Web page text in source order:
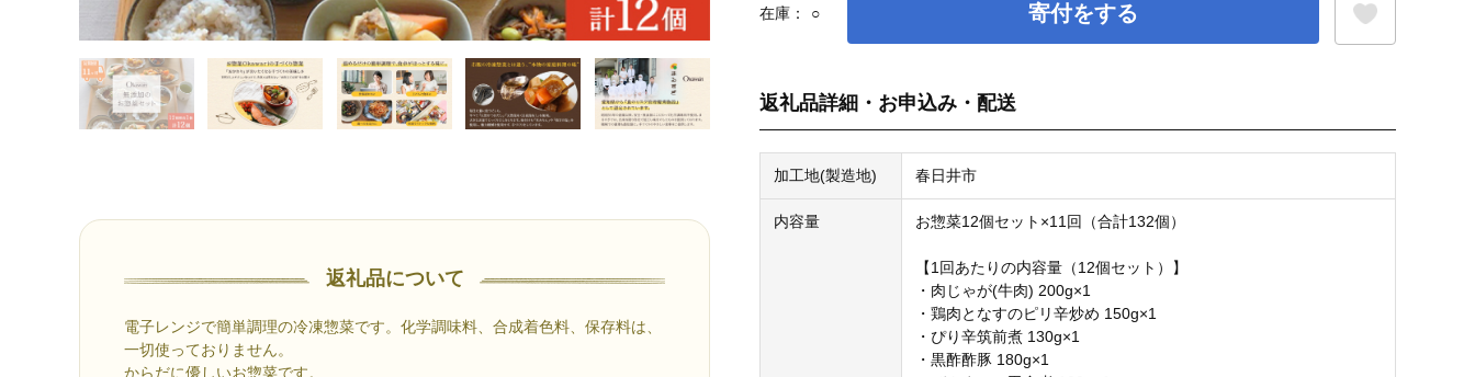
返礼品について
電子レンジで簡単調理の冷凍惣菜です。化学調味料、合成着色料、保存料は、
一切使っておりません。
からだに優しいお惣菜です。
在庫： ○ 寄付をする
返礼品詳細・お申込み・配送
加工地(製造地) 春日井市
内容量 お惣菜12個セット×11回（合計132個）
【1回あたりの内容量（12個セット）】
・肉じゃが(牛肉) 200g×1
・鶏肉となすのピリ辛炒め 150g×1
・ぴり辛筑前煮 130g×1
・黒酢酢豚 180g×1